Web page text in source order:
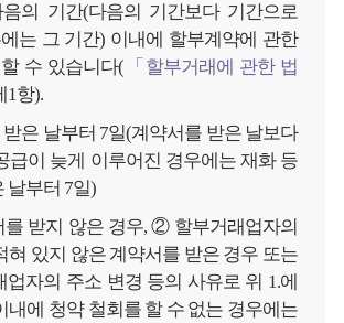
의 기간(다음의 기간보다 기간으로
는 그 기간) 이내에 할부계약에 관한
수 있습니다( 「할부거래에 관한 법
1항).
받은 날부터 7일(계약서를 받은 날보다
급이 늦게 이루어진 경우에는 재화 등
날부터 7일)
받지 않은 경우, ② 할부거래업자의
혀 있지 않은 계약서를 받은 경우 또는
자의 주소 변경 등의 사유로 위 1.에
내에 청약 철회를 할 수 없는 경우에는